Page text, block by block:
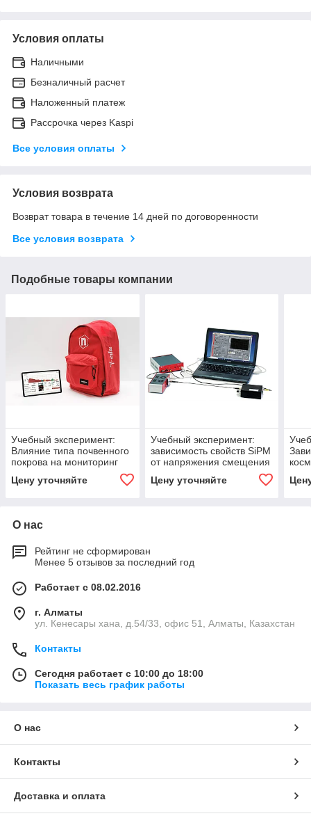
Условия оплаты
Наличными
Безналичный расчет
Наложенный платеж
Рассрочка через Kaspi
Все условия оплаты
Условия возврата
Возврат товара в течение 14 дней по договоренности
Все условия возврата
Подобные товары компании
Учебный эксперимент:
Влияние типа почвенного
покрова на мониторинг
Цену уточняйте
Учебный эксперимент:
зависимость свойств SiPM
от напряжения смещения
Цену уточняйте
О нас
Рейтинг не сформирован
Менее 5 отзывов за последний год
Работает с 08.02.2016
г. Алматы
ул. Кенесары хана, д.54/33, офис 51, Алматы, Казахстан
Контакты
Сегодня работает с 10:00 до 18:00
Показать весь график работы
О нас
Контакты
Доставка и оплата